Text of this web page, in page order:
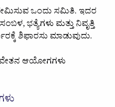
ಒಂದು ಸಮಿತಿ. ಇದರ
ಭತ್ಯೆಗಳು ಮತ್ತು ನಿವೃತ್ತಿ
ಶಿಫಾರಸು ಮಾಡುವುದು.
ಆಯೋಗಗಳು